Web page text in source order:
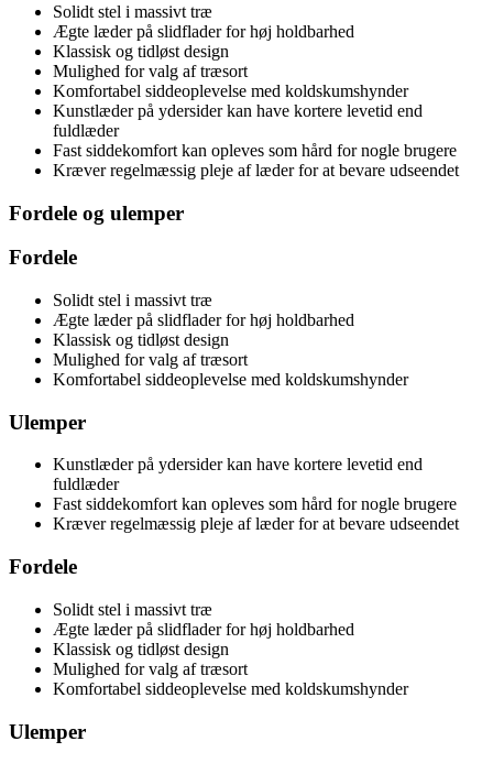
Solidt stel i massivt træ
Ægte læder på slidflader for høj holdbarhed
Klassisk og tidløst design
Mulighed for valg af træsort
Komfortabel siddeoplevelse med koldskumshynder
Kunstlæder på ydersider kan have kortere levetid end
fuldlæder
Fast siddekomfort kan opleves som hård for nogle brugere
Kræver regelmæssig pleje af læder for at bevare udseendet
Fordele og ulemper
Fordele
Solidt stel i massivt træ
Ægte læder på slidflader for høj holdbarhed
Klassisk og tidløst design
Mulighed for valg af træsort
Komfortabel siddeoplevelse med koldskumshynder
Ulemper
Kunstlæder på ydersider kan have kortere levetid end
fuldlæder
Fast siddekomfort kan opleves som hård for nogle brugere
Kræver regelmæssig pleje af læder for at bevare udseendet
Fordele
Solidt stel i massivt træ
Ægte læder på slidflader for høj holdbarhed
Klassisk og tidløst design
Mulighed for valg af træsort
Komfortabel siddeoplevelse med koldskumshynder
Ulemper